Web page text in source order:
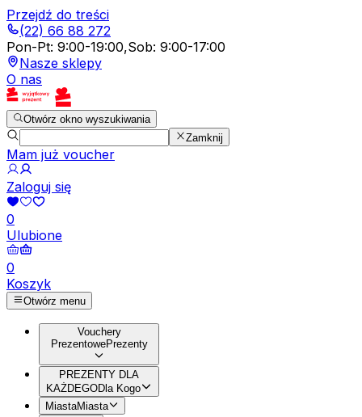
Przejdź do treści
(22) 66 88 272
Pon-Pt: 9:00-19:00,Sob: 9:00-17:00
Nasze sklepy
O nas
Otwórz okno wyszukiwania
Zamknij
Mam już voucher
Zaloguj się
0
Ulubione
0
Koszyk
Otwórz menu
Vouchery
PrezentowePrezenty
PREZENTY DLA
KAŻDEGODla Kogo
MiastaMiasta